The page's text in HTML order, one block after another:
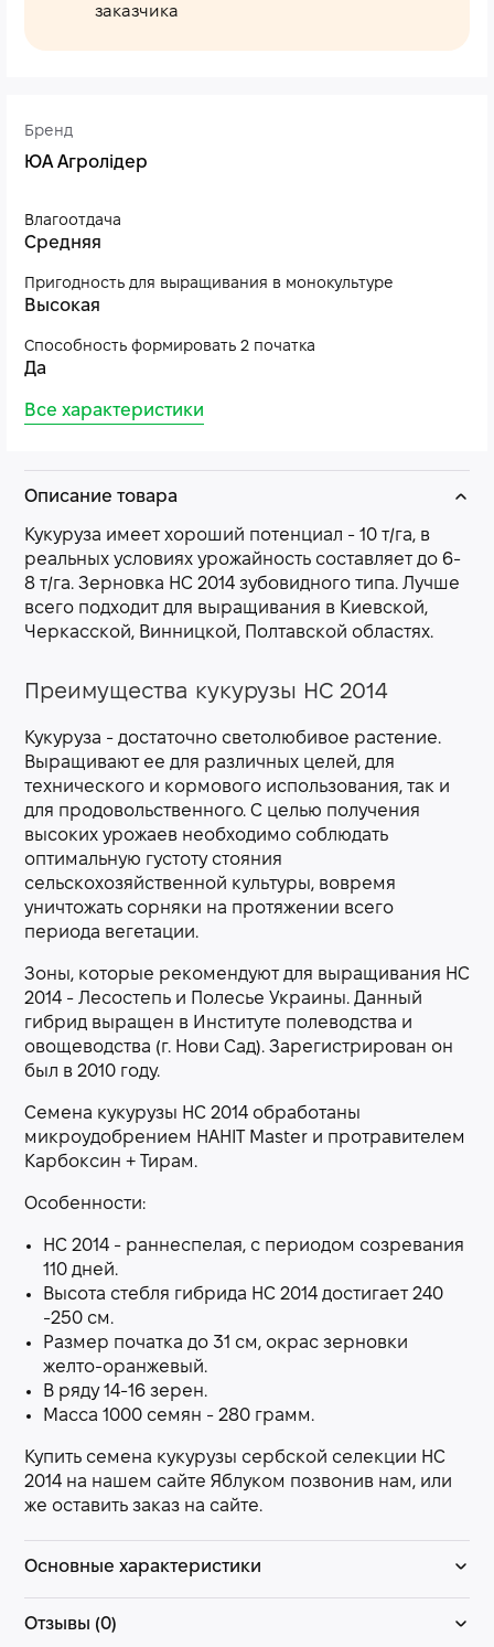
Бренд
ЮА Агролідер
Влагоотдача
Средняя
Пригодность для выращивания в монокультуре
Высокая
Способность формировать 2 початка
Да
Все характеристики
заказчика
Описание товара
Кукуруза имеет хороший потенциал - 10 т/га, в
реальных условиях урожайность составляет до 6-
8 т/га. Зерновка НС 2014 зубовидного типа. Лучше
всего подходит для выращивания в Киевской,
Черкасской, Винницкой, Полтавской областях.
Преимущества кукурузы НС 2014
Кукуруза - достаточно светолюбивое растение.
Выращивают ее для различных целей, для
технического и кормового использования, так и
для продовольственного. С целью получения
высоких урожаев необходимо соблюдать
оптимальную густоту стояния
сельскохозяйственной культуры, вовремя
уничтожать сорняки на протяжении всего
периода вегетации.
Зоны, которые рекомендуют для выращивания НС
2014 - Лесостепь и Полесье Украины. Данный
гибрид выращен в Институте полеводства и
овощеводства (г. Нови Сад). Зарегистрирован он
был в 2010 году.
Семена кукурузы НС 2014 обработаны
микроудобрением HAHIT Master и протравителем
Карбоксин + Тирам.
Особенности:
НС 2014 - раннеспелая, с периодом созревания
110 дней.
Высота стебля гибрида НС 2014 достигает 240
-250 см.
Размер початка до 31 см, окрас зерновки
желто-оранжевый.
В ряду 14-16 зерен.
Масса 1000 семян - 280 грамм.
Купить семена кукурузы сербской селекции НС
2014 на нашем сайте Яблуком позвонив нам, или
же оставить заказ на сайте.
Основные характеристики
Отзывы (0)